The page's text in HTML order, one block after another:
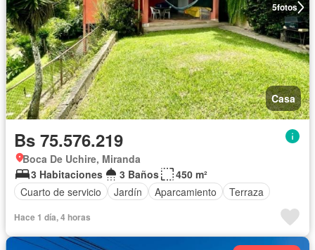
5fotos
Casa
Bs 75.576.219
Boca De Uchire, Miranda
3 Habitaciones
3 Baños
450 m²
Cuarto de servicio
Jardín Aparcamiento Terraza
Hace 1 día, 4 horas